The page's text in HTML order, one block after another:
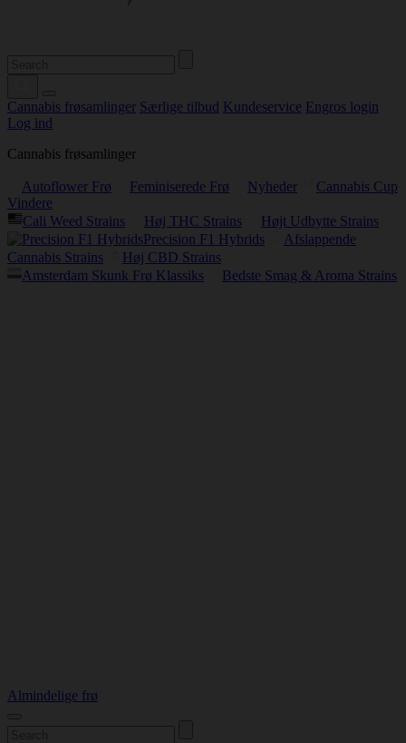
Cannabis frøsamlinger Særlige tilbud Kundeservice Engros login
Log ind
Cannabis frøsamlinger
Autoflower Frø Feminiserede Frø Nyheder
Cannabis Cup
Vindere
Cali Weed Strains
Høj THC Strains
Højt Udbytte Strains
Precision F1 Hybrids
Afslappende
Cannabis Strains
Høj CBD Strains
Amsterdam Skunk Frø Klassiks
Bedste Smag & Aroma Strains
Almindelige frø